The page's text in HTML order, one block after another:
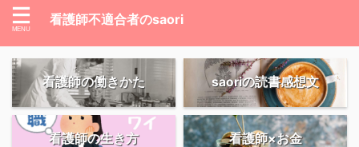
看護師不適合者のsaori
看護師の働きかた saoriの読書感想文
看護師の生き方 看護師×お金